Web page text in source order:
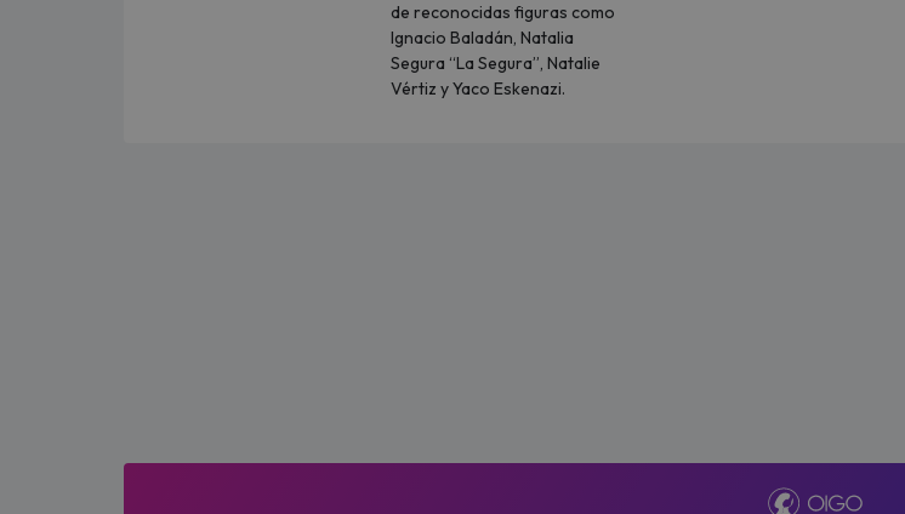
de reconocidas figuras como
Ignacio Baladán, Natalia
Segura “La Segura”, Natalie
Vértiz y Yaco Eskenazi.